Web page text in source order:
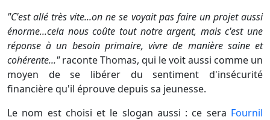
"C'est allé très vite...on ne se voyait pas faire un projet aussi
énorme...cela nous coûte tout notre argent, mais c'est une
réponse à un besoin primaire, vivre de manière saine et
cohérente..."raconte Thomas, qui le voit aussi comme un
moyen de se libérer du sentiment d'insécurité
financière qu'il éprouve depuis sa jeunesse.
Le nom est choisi et le slogan aussi : ce sera Fournil